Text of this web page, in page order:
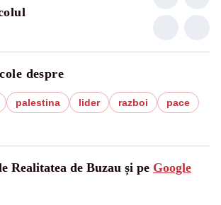
despre
palestina lider razboi
pace
Realitatea de Buzau și pe Google